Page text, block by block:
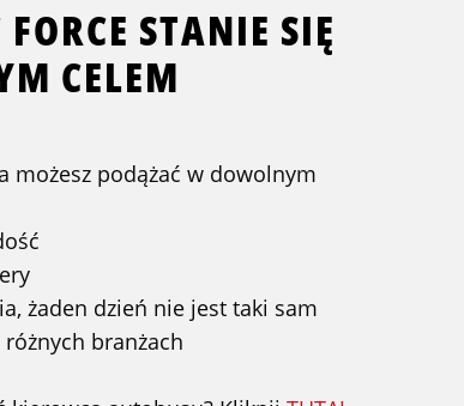
STANIE SIĘ
CELEM
możesz podążać w dowolnym
żaden dzień nie jest taki sam
branżach